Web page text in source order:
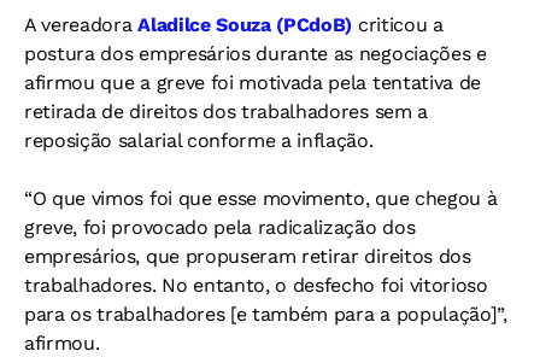
A vereadoraAladilce Souza (PCdoB) criticou a
postura dos empresários durante as negociações e
afirmou que a greve foi motivada pela tentativa de
retirada de direitos dos trabalhadores sem a
reposição salarial conforme a inflação.
“O que vimos foi que esse movimento, que chegou à
greve, foi provocado pela radicalização dos
empresários, que propuseram retirar direitos dos
trabalhadores. No entanto, o desfecho foi vitorioso
para os trabalhadores [e também para a população]”,
afirmou.